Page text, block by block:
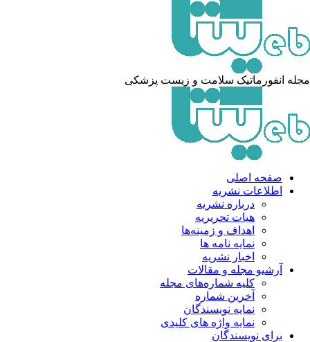
انفورماتیک سلامت و زیست پزشکی
صفحه اصلی
اطلاعات نشریه
درباره نشریه
هیات تحریریه
اهداف و زمینه‌ها
نمایه نامه ها
اخبار نشریه
آرشیو مجله و مقالات
کلیه شماره‌های مجله
آخرین شماره
نمایه نویسندگان
نمایه واژه های کلیدی
برای نویسندگان